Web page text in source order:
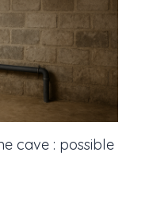
cave : possible